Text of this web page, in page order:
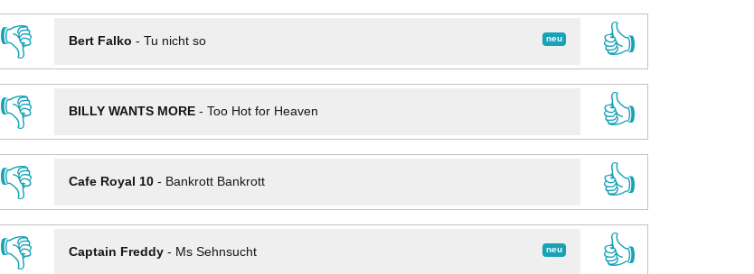
👎
neu
Bert Falko - Tu nicht so
👍
👎
BILLY WANTS MORE- Too Hot for Heaven
👍
👎
Cafe Royal 10- Bankrott Bankrott
👍
👎
neu
Captain Freddy- Ms Sehnsucht
👍